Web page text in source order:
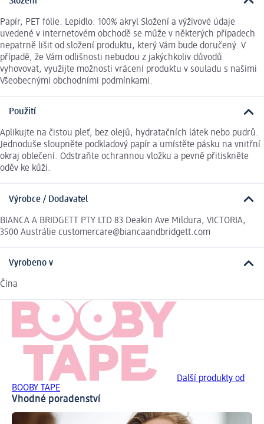
Papír, PET fólie. Lepidlo: 100% akryl Složení a výživové údaje
uvedené v internetovém obchodě se může v některých případech
nepatrně lišit od složení produktu, který Vám bude doručený. V
případě, že Vám odlišnosti nebudou z jakýchkoliv důvodů
vyhovovat, využijte možnosti vrácení produktu v souladu s našimi
Všeobecnými obchodními podmínkami.
Použití
Aplikujte na čistou pleť, bez olejů, hydratačních látek nebo pudrů.
Jednoduše sloupněte podkladový papír a umístěte pásku na vnitřní
okraj oblečení. Odstraňte ochrannou vložku a pevně přitiskněte
oděv ke kůži.
Výrobce / Dodavatel
BIANCA A BRIDGETT PTY LTD 83 Deakin Ave Mildura, VICTORIA,
3500 Austrálie customercare@biancaandbridgett.com
Vyrobeno v
Čína
Další produkty od
BOOBY TAPE
Vhodné poradenství